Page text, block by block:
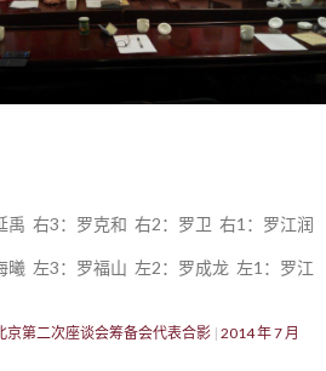
禹 右3：罗克和 右2：罗卫 右1：罗江润
曦 左3：罗福山 左2：罗成龙 左1：罗江
第二次座谈会筹备会代表合影 2014 年 7 月